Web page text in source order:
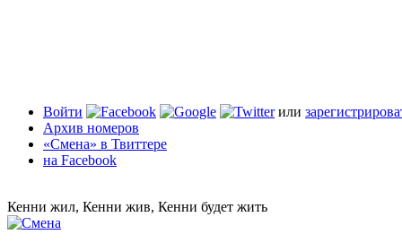
Войти или
Архив номеров
«Смена» в Твиттере
на Facebook
Кенни жил, Кенни жив, Кенни будет жить